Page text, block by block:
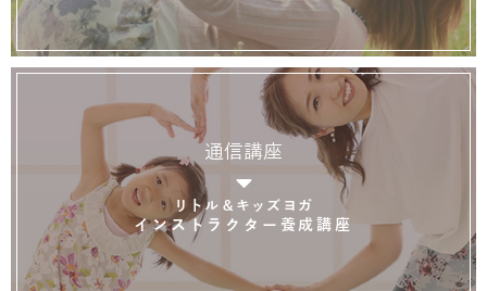
通信講座
リトル＆キッズヨガ
インストラクター養成講座